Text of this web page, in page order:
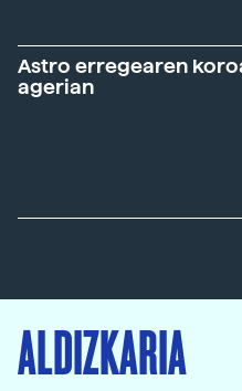
Astro erregearen
agerian
ALDIZKARIA